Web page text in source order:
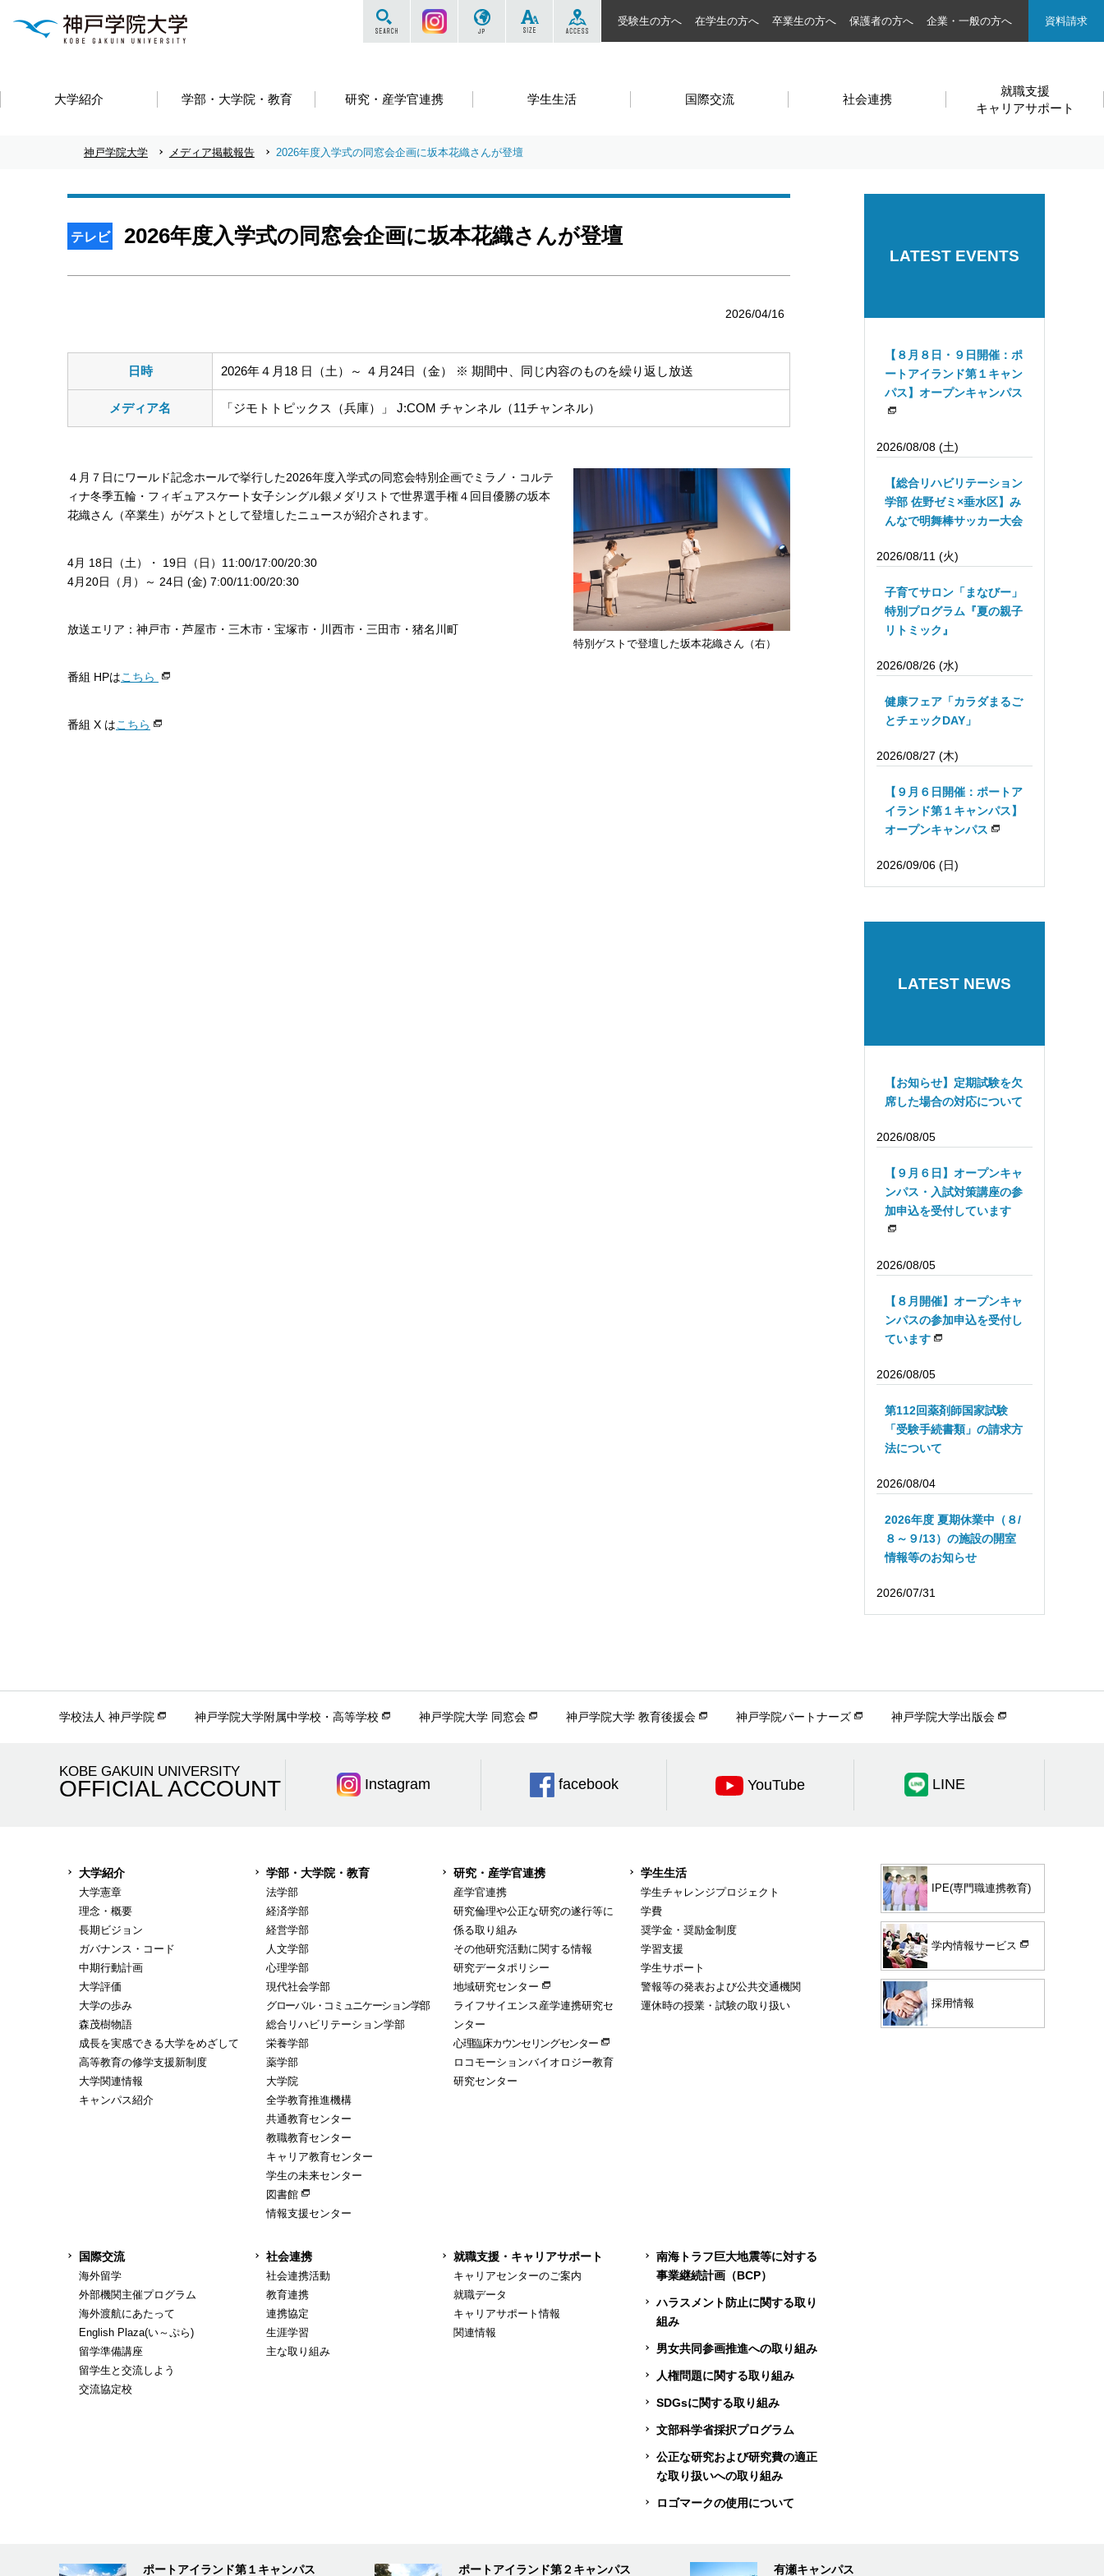
大学紹介 学部・大学院・教育 研究・産学官連携 学生生活 国際交流 社会連携
就職支援
キャリアサポート
サイト内を検索する
Instagram SIZE
受験生の方へ 在学生の方へ 卒業生の方へ 保護者の方へ 企業・一般の方へ 資料請求
神戸学院大学 メディア掲載報告 2026年度入学式の同窓会企画に坂本花織さんが登壇
テレビ 2026年度入学式の同窓会企画に坂本花織さんが登壇
2026/04/16
日時 2026年４月18 日（土）～ ４月24日（金） ※ 期間中、同じ内容のものを繰り返し放送
メディア名 「ジモトトピックス（兵庫）」 J:COM チャンネル（11チャンネル）
特別ゲストで登壇した坂本花織さん（右）
４月７日にワールド記念ホールで挙行した2026年度入学式の同窓会特別企画でミラノ・コルテ
ィナ冬季五輪・フィギュアスケート女子シングル銀メダリストで世界選手権４回目優勝の坂本
花織さん（卒業生）がゲストとして登壇したニュースが紹介されます。
4月 18日（土）・ 19日（日）11:00/17:00/20:30
4月20日（月）～ 24日 (金) 7:00/11:00/20:30
放送エリア：神戸市・芦屋市・三木市・宝塚市・川西市・三田市・猪名川町
番組 HPはこちら
番組 X はこちら
LATEST EVENTS
【８月８日・９日開催：ポ
ートアイランド第１キャン
パス】オープンキャンパス
2026/08/08 (土)
【総合リハビリテーション
学部 佐野ゼミ×垂水区】み
んなで明舞棒サッカー大会
2026/08/11 (火)
子育てサロン「まなびー」
特別プログラム『夏の親子
リトミック』
2026/08/26 (水)
健康フェア「カラダまるご
とチェックDAY」
2026/08/27 (木)
【９月６日開催：ポートア
イランド第１キャンパス】
オープンキャンパス
2026/09/06 (日)
LATEST NEWS
【お知らせ】定期試験を欠
席した場合の対応について
2026/08/05
【９月６日】オープンキャ
ンパス・入試対策講座の参
加申込を受付しています
2026/08/05
【８月開催】オープンキャ
ンパスの参加申込を受付し
ています
2026/08/05
第112回薬剤師国家試験
「受験手続書類」の請求方
法について
2026/08/04
2026年度 夏期休業中（８/
８～９/13）の施設の開室
情報等のお知らせ
2026/07/31
学校法人 神戸学院 神戸学院大学附属中学校・高等学校 神戸学院大学 同窓会 神戸学院大学 教育後援会 神戸学院パートナーズ 神戸学院大学出版会
KOBE GAKUIN UNIVERSITY
OFFICIAL ACCOUNT Instagram facebook YouTube LINE
大学紹介
大学憲章
理念・概要
長期ビジョン
ガバナンス・コード
中期行動計画
大学評価
大学の歩み
森茂樹物語
成長を実感できる大学をめざして
高等教育の修学支援新制度
大学関連情報
キャンパス紹介
学部・大学院・教育
法学部
経済学部
経営学部
人文学部
心理学部
現代社会学部
グローバル・コミュニケーション学部
総合リハビリテーション学部
栄養学部
薬学部
大学院
全学教育推進機構
共通教育センター
教職教育センター
キャリア教育センター
学生の未来センター
図書館
情報支援センター
研究・産学官連携
産学官連携
研究倫理や公正な研究の遂行等に
係る取り組み
その他研究活動に関する情報
研究データポリシー
地域研究センター
ライフサイエンス産学連携研究セ
ンター
心理臨床カウンセリングセンター
ロコモーションバイオロジー教育
研究センター
学生生活
学生チャレンジプロジェクト
学費
奨学金・奨励金制度
学習支援
学生サポート
警報等の発表および公共交通機関
運休時の授業・試験の取り扱い
国際交流
海外留学
外部機関主催プログラム
海外渡航にあたって
English Plaza(い～ぷら)
留学準備講座
留学生と交流しよう
交流協定校
社会連携
社会連携活動
教育連携
連携協定
生涯学習
主な取り組み
就職支援・キャリアサポート
キャリアセンターのご案内
就職データ
キャリアサポート情報
関連情報
南海トラフ巨大地震等に対する
事業継続計画（BCP）
ハラスメント防止に関する取り
組み
男女共同参画推進への取り組み
人権問題に関する取り組み
SDGsに関する取り組み
文部科学省採択プログラム
公正な研究および研究費の適正
な取り扱いへの取り組み
ロゴマークの使用について
IPE(専門職連携教育)
学内情報サービス
採用情報
ポートアイランド第１キャンパス ポートアイランド第２キャンパス 有瀬キャンパス